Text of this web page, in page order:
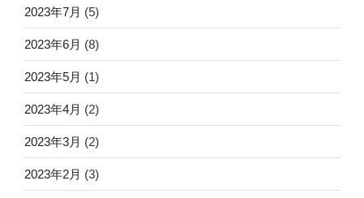
2023年7月 (5)
2023年6月 (8)
2023年5月 (1)
2023年4月 (2)
2023年3月 (2)
2023年2月 (3)